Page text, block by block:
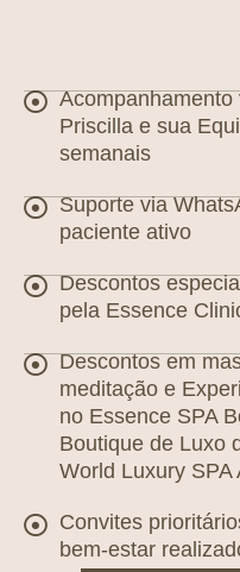
Priscilla e sua
semanais
Suporte via
paciente ativo
Descontos
pela Essence
Descontos em
meditação e
no Essence SPA
Boutique de Luxo
World Luxury SPA
Convites
bem-estar